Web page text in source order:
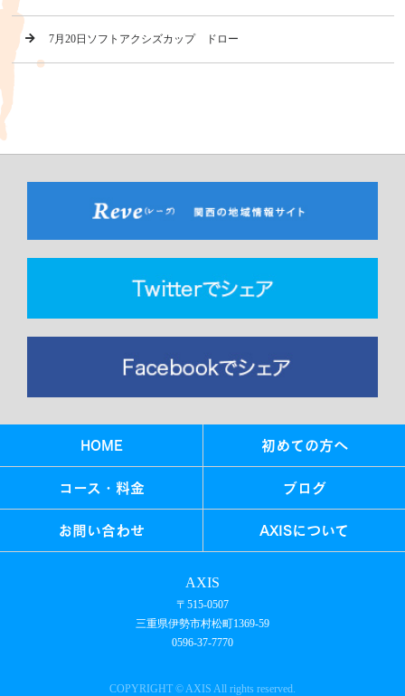
7月20日ソフトアクシズカップ ドロー
HOME 初めての方へ
コース・料金 ブログ
お問い合わせ AXISについて
AXIS
〒515-0507
三重県伊勢市村松町1369-59
0596-37-7770
COPYRIGHT © AXIS All rights reserved.